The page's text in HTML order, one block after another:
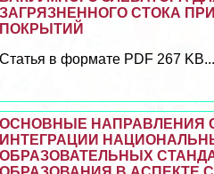
ЗАГРЯЗНЕННОГО СТОКА
ПОКРЫТИЙ
Статья в формате PDF 267 KB...
ОСНОВНЫЕ НАПРАВЛЕНИЯ
ИНТЕГРАЦИИ
ОБРАЗОВАТЕЛЬНЫХ